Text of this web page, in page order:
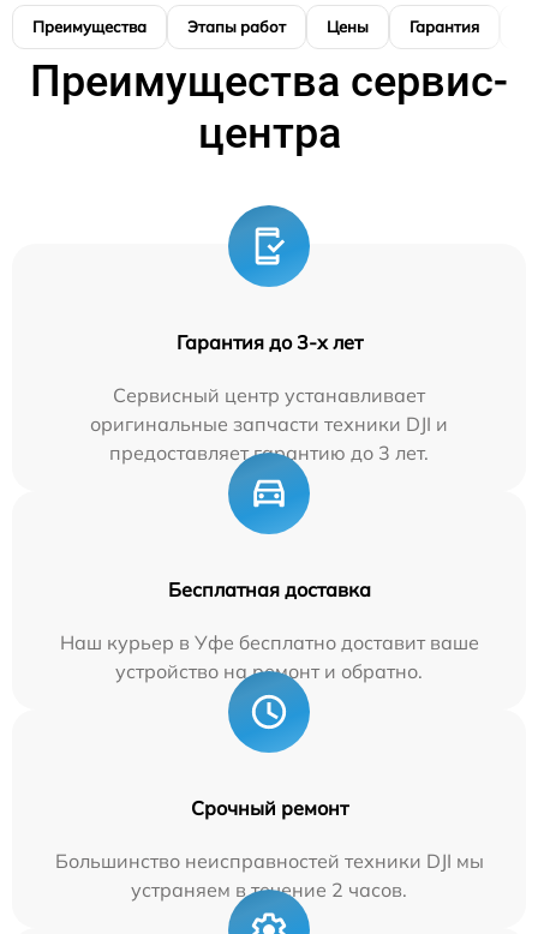
Преимущества Этапы работ Цены Гарантия
Преимущества сервис-
центра
Гарантия до 3-х лет
Сервисный центр устанавливает
оригинальные запчасти техники DJI и
предоставляет гарантию до 3 лет.
Бесплатная доставка
Наш курьер в Уфе бесплатно доставит ваше
устройство на ремонт и обратно.
Срочный ремонт
Большинство неисправностей техники DJI мы
устраняем в течение 2 часов.